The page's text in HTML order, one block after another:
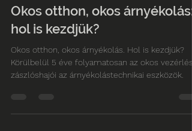
Dec 7, 2021 3 min read
Okos otthon, okos árnyékolás:
hol is kezdjük?
Okos otthon, okos árnyékolás. Hol is kezdjük?